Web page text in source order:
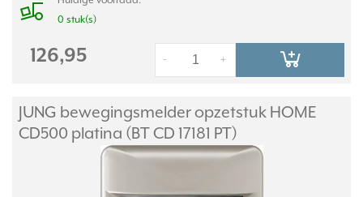
0 stuk(s)
126,95 +
-
JUNG bewegingsmelder opzetstuk HOME
CD500 platina (BT CD 17181 PT)